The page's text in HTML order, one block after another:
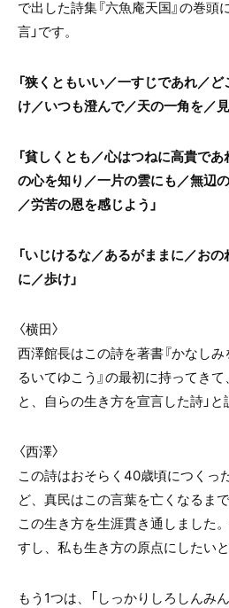
で出した詩集『六魚庵天国』の巻頭
言」です。
「狭くともいい／一すじであれ／
け／いつも澄んで／天の一角を／見
「貧しくとも／心はつねに高貴で
の心を知り／一片の雲にも／無辺
／労苦の恩を感じよう」
「いじけるな／あるがままに／お
に／歩け」
〈横田〉
西澤館長はこの詩を著書『かな
るいてゆこう』の最初に持ってき
と、自らの生き方を宣言した詩」と
〈西澤〉
この詩はおそらく40歳頃につくっ
ど、真民はこの言葉を亡くなるま
この生き方を生涯貫き通しました
すし、私も生き方の原点にしたいと
もう1つは、「しっかりしろしんみ